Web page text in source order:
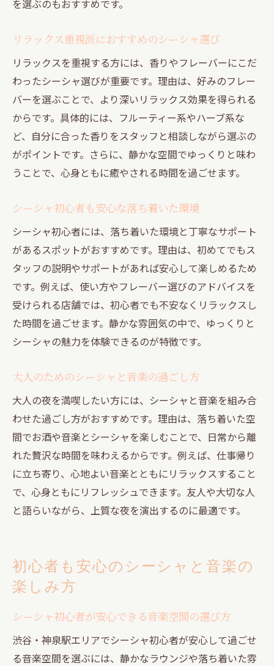
を選ぶのもおすすめです。
リラックス重視派におすすめのシーシャ選び
リラックスを重視する方には、香りやフレーバーにこだ
わったシーシャ選びが重要です。理由は、好みのフレー
バーを選ぶことで、より深いリラックス効果を得られる
からです。具体的には、フルーティー系やハーブ系な
ど、自分に合った香りをスタッフと相談しながら選ぶの
がポイントです。さらに、静かな空間でゆっくりと味わ
うことで、心身ともに癒やされる時間を過ごせます。
シーシャ初心者も安心な落ち着いた環境
シーシャ初心者には、落ち着いた環境と丁寧なサポート
があるスポットがおすすめです。理由は、初めてでもス
タッフの説明やサポートがあれば安心して楽しめるため
です。例えば、使い方やフレーバー選びのアドバイスを
受けられる店舗では、初心者でも不安なくリラックスし
た時間を過ごせます。静かな雰囲気の中で、ゆっくりと
シーシャの魅力を体験できるのが特徴です。
大人のためのシーシャと音楽の過ごし方
大人の夜を満喫したい方には、シーシャと音楽を組み合
わせた過ごし方がおすすめです。理由は、落ち着いた空
間でお酒や音楽とシーシャを楽しむことで、日常から離
れた贅沢な時間を味わえるからです。例えば、仕事帰り
に立ち寄り、心地よい音楽とともにリラックスすること
で、心身ともにリフレッシュできます。友人や大切な人
と語らいながら、上質な夜を演出するのに最適です。
初心者も安心のシーシャと音楽の
楽しみ方
シーシャ初心者が安心できる音楽空間の選び方
渋谷・神泉駅エリアでシーシャ初心者が安心して過ごせ
る音楽空間を選ぶには、静かなラウンジや落ち着いた雰